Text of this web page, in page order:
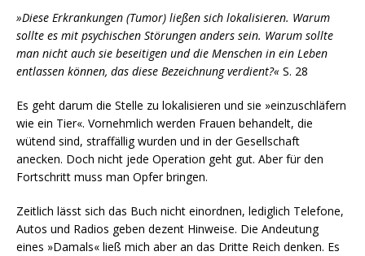
»Diese Erkrankungen (Tumor) ließen sich lokalisieren. Warum
sollte es mit psychischen Störungen anders sein. Warum sollte
man nicht auch sie beseitigen und die Menschen in ein Leben
entlassen können, das diese Bezeichnung verdient?« S. 28
Es geht darum die Stelle zu lokalisieren und sie »einzuschläfern
wie ein Tier«. Vornehmlich werden Frauen behandelt, die
wütend sind, straffällig wurden und in der Gesellschaft
anecken. Doch nicht jede Operation geht gut. Aber für den
Fortschritt muss man Opfer bringen.
Zeitlich lässt sich das Buch nicht einordnen, lediglich Telefone,
Autos und Radios geben dezent Hinweise. Die Andeutung
eines »Damals« ließ mich aber an das Dritte Reich denken. Es